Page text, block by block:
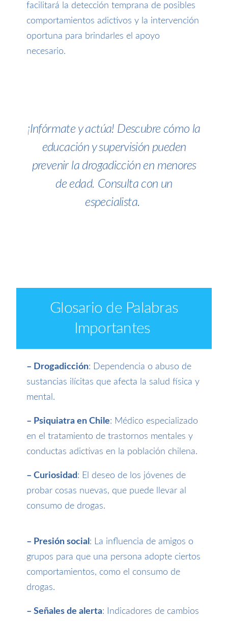
facilitará la detección temprana de posibles
comportamientos adictivos y la intervención
oportuna para brindarles el apoyo
necesario.
¡Infórmate y actúa! Descubre cómo la
educación y supervisión pueden
prevenir la drogadicción en menores
de edad. Consulta con un
especialista.
Glosario de Palabras
Importantes
– Drogadicción: Dependencia o abuso de
sustancias ilícitas que afecta la salud física y
mental.
– Psiquiatra en Chile: Médico especializado
en el tratamiento de trastornos mentales y
conductas adictivas en la población chilena.
– Curiosidad: El deseo de los jóvenes de
probar cosas nuevas, que puede llevar al
consumo de drogas.
– Presión social : La influencia de amigos o
grupos para que una persona adopte ciertos
comportamientos, como el consumo de
drogas.
– Señales de alerta: Indicadores de cambios